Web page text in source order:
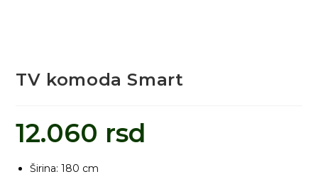
TV komoda Smart
12.060 rsd
Širina: 180 cm